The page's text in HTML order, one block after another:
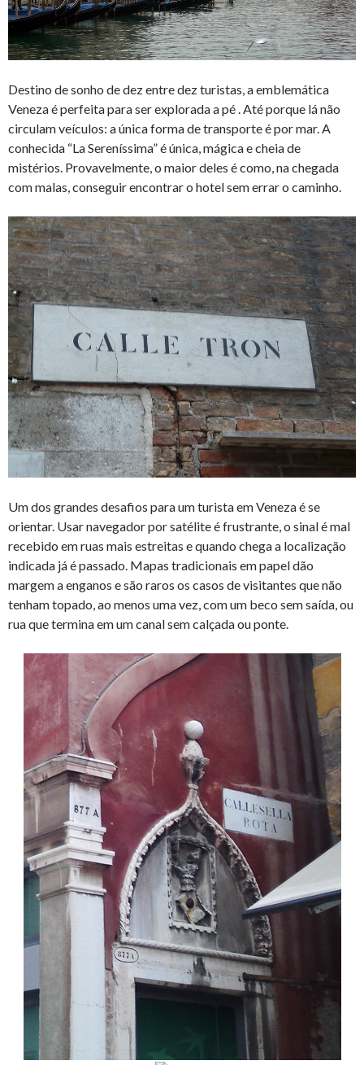
Destino de sonho de dez entre dez turistas, a emblemática
Veneza é perfeita para ser explorada a pé . Até porque lá não
circulam veículos: a única forma de transporte é por mar. A
conhecida “La Sereníssima” é única, mágica e cheia de
mistérios. Provavelmente, o maior deles é como, na chegada
com malas, conseguir encontrar o hotel sem errar o caminho.
Um dos grandes desafios para um turista em Veneza é se
orientar. Usar navegador por satélite é frustrante, o sinal é mal
recebido em ruas mais estreitas e quando chega a localização
indicada já é passado. Mapas tradicionais em papel dão
margem a enganos e são raros os casos de visitantes que não
tenham topado, ao menos uma vez, com um beco sem saída, ou
rua que termina em um canal sem calçada ou ponte.